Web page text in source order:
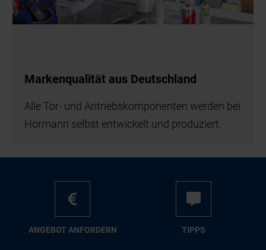
Markenqualität aus Deutschland
Alle Tor- und Antriebskomponenten werden bei
Hörmann selbst entwickelt und produziert.
AN­GE­BOT AN­FOR­DERN TIPPS